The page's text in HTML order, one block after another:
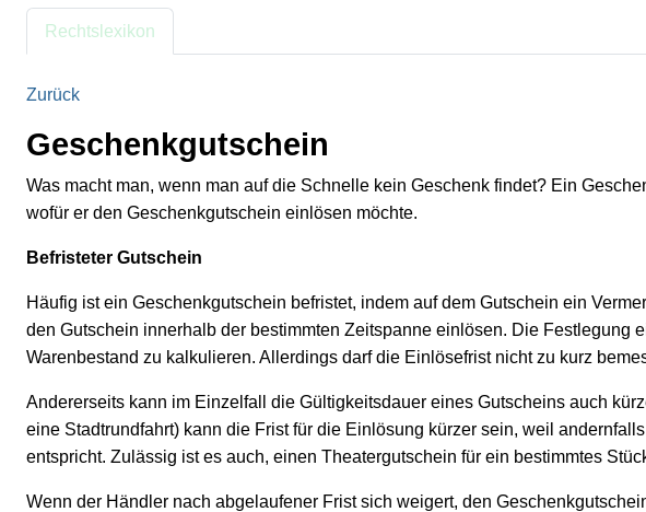
Rechtslexikon
Zurück
Geschenkgutschein
Was macht man, wenn man auf die Schnelle kein Geschenk findet? Ein
wofür er den Geschenkgutschein einlösen möchte.
Befristeter Gutschein
Häufig ist ein Geschenkgutschein befristet, indem auf dem Gutschein ein
den Gutschein innerhalb der bestimmten Zeitspanne einlösen. Die
Warenbestand zu kalkulieren. Allerdings darf die Einlösefrist nicht zu kurz
Andererseits kann im Einzelfall die Gültigkeitsdauer eines Gutscheins auch
eine Stadtrundfahrt) kann die Frist für die Einlösung kürzer sein, weil
entspricht. Zulässig ist es auch, einen Theatergutschein für ein bestimmtes
Wenn der Händler nach abgelaufener Frist sich weigert, den